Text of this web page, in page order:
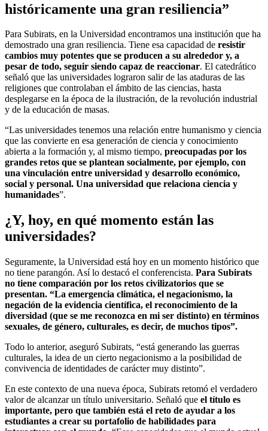
históricamente una gran resiliencia”
Para Subirats, en la Universidad encontramos una institución que ha
demostrado una gran resiliencia. Tiene esa capacidad de resistir
cambios muy potentes que se producen a su alrededor y, a
pesar de todo, seguir siendo capaz de reaccionar. El catedrático
señaló que las universidades lograron salir de las ataduras de las
religiones que controlaban el ámbito de las ciencias, hasta
desplegarse en la época de la ilustración, de la revolución industrial
y de la educación de masas.
“Las universidades tenemos una relación entre humanismo y ciencia
que las convierte en esa generación de ciencia y conocimiento
abierta a la formación y, al mismo tiempo, preocupadas por los
grandes retos que se plantean socialmente, por ejemplo, con
una vinculación entre universidad y desarrollo económico,
social y personal. Una universidad que relaciona ciencia y
humanidades”.
¿Y, hoy, en qué momento están las
universidades?
Seguramente, la Universidad está hoy en un momento histórico que
no tiene parangón. Así lo destacó el conferencista. Para Subirats
no tiene comparación por los retos civilizatorios que se
presentan. “La emergencia climática, el negacionismo, la
negación de la evidencia científica, el reconocimiento de la
diversidad (que se me reconozca en mi ser distinto) en términos
sexuales, de género, culturales, es decir, de muchos tipos”.
Todo lo anterior, aseguró Subirats, “está generando las guerras
culturales, la idea de un cierto negacionismo a la posibilidad de
convivencia de identidades de carácter muy distinto”.
En este contexto de una nueva época, Subirats retomó el verdadero
valor de alcanzar un título universitario. Señaló que el título es
importante, pero que también está el reto de ayudar a los
estudiantes a crear su portafolio de habilidades para